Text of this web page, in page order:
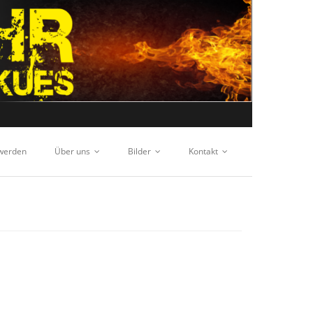
Über uns Bilder Kontakt